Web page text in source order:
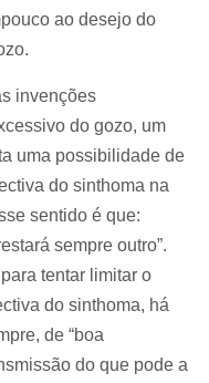
ao desejo do
invenções
do gozo, um
uma possibilidade de
do sinthoma na
sentido é que:
sempre outro”.
para tentar limitar o
do sinthoma, há
de “boa
do que pode a